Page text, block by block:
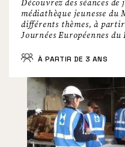
Découvrez des séances
médiathèque jeunesse du
différents thèmes, à partir
Journées Européennes
À PARTIR DE 3 ANS